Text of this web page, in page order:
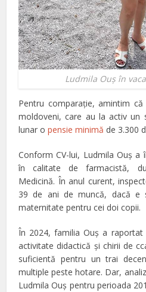
Ludmila Ouş în
Pentru comparaţie, amintim
moldoveni, care au la activ un
lunar opensie minimă de 3.300
Conform CV-lui, Ludmila Ouş a
în calitate de farmacistă,
Medicină. În anul curent,
39 de ani de muncă, dacă e
maternitate pentru cei doi copii.
În 2024, familia Ouş a raportat
activitate didactică şi chirii de
suficientă pentru un trai
multiple peste hotare. Dar,
Ludmila Ouş pentru perioada